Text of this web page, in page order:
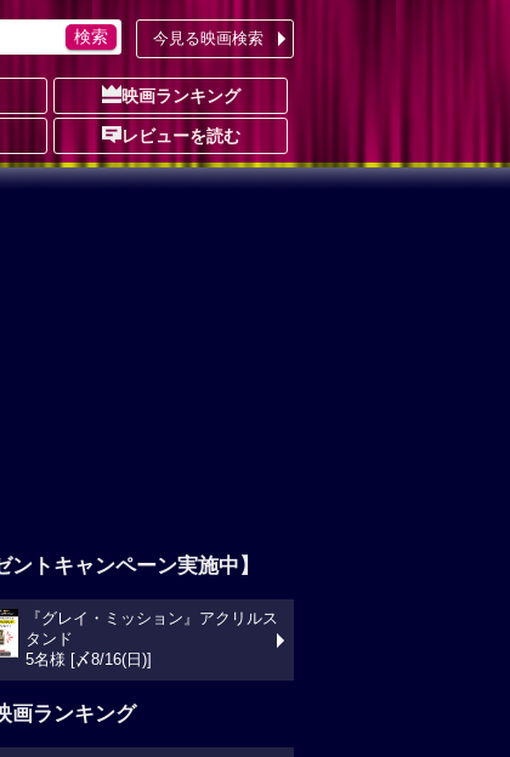
今見る映画検索
映画ランキング
レビューを読む
ントキャンペーン実施中】
『グレイ・ミッション』アクリルス
タンド
5名様 [〆8/16(日)]
画ランキング